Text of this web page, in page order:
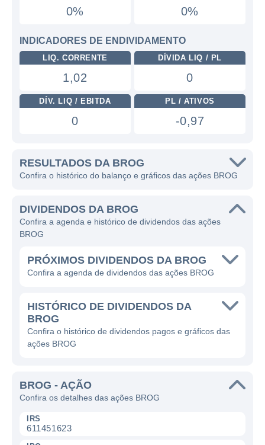
0% 0%
INDICADORES DE ENDIVIDAMENTO
LIQ. CORRENTE
1,02
DÍVIDA LIQ / PL
0
DÍV. LIQ / EBITDA
0
PL / ATIVOS
-0,97
RESULTADOS DA BROG
Confira o histórico do balanço e gráficos das ações BROG
DIVIDENDOS DA BROG
Confira a agenda e histórico de dividendos das ações
BROG
PRÓXIMOS DIVIDENDOS DA BROG
Confira a agenda de dividendos das ações BROG
HISTÓRICO DE DIVIDENDOS DA
BROG
Confira o histórico de dividendos pagos e gráficos das
ações BROG
BROG - AÇÃO
Confira os detalhes das ações BROG
IRS
611451623